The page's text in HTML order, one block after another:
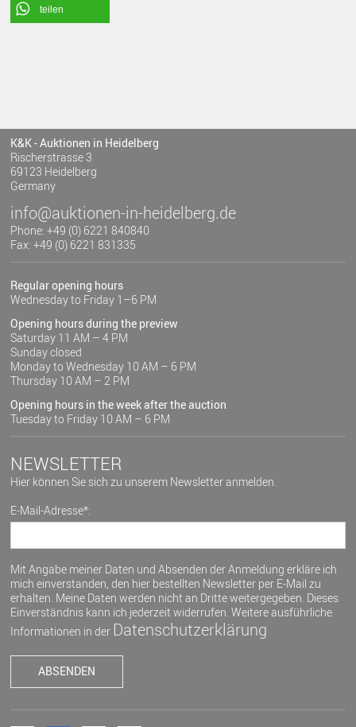
teilen
K&K - Auktionen in Heidelberg
Rischerstrasse 3
69123 Heidelberg
Germany
info@auktionen-in-heidelberg.de
Phone: +49 (0) 6221 840840
Fax: +49 (0) 6221 831335
Regular opening hours
Wednesday to Friday 1–6 PM
Opening hours during the preview
Saturday 11 AM – 4 PM
Sunday closed
Monday to Wednesday 10 AM – 6 PM
Thursday 10 AM – 2 PM
Opening hours in the week after the auction
Tuesday to Friday 10 AM – 6 PM
NEWSLETTER
Hier können Sie sich zu unserem Newsletter anmelden.
E-Mail-Adresse*:
Mit Angabe meiner Daten und Absenden der Anmeldung erkläre ich
mich einverstanden, den hier bestellten Newsletter per E-Mail zu
erhalten. Meine Daten werden nicht an Dritte weitergegeben. Dieses
Einverständnis kann ich jederzeit widerrufen. Weitere ausführliche
Informationen in der Datenschutzerklärung